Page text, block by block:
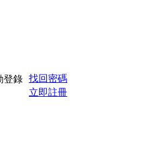
登錄 找回密碼
立即註冊